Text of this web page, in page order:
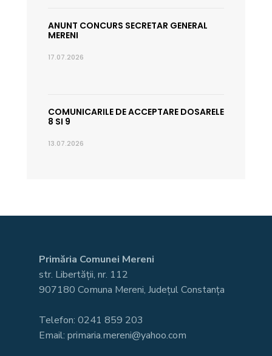
ANUNT CONCURS SECRETAR GENERAL
MERENI
17.07.2026
COMUNICARILE DE ACCEPTARE DOSARELE
8 SI 9
13.07.2026
Primăria Comunei Mereni
str. Libertății, nr. 112
907180 Comuna Mereni, Județul Constanța
Telefon: 0241 859 203
Email: primaria.mereni@yahoo.com